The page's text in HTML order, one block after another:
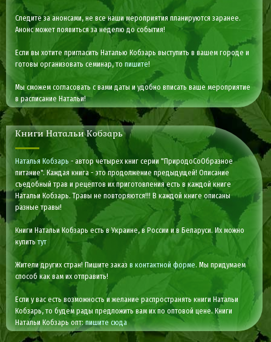
Следите за анонсами, не все наши мероприятия планируются заранее.
Анонс может появиться за неделю до события!
Если вы хотите пригласить Наталью Кобзарь выступить в вашем городе и
готовы организовать семинар, топишите!
Мы сможем согласовать с вами даты и удобно вписать ваше мероприятие
в расписание Натальи!
Книги Натальи Кобзарь
Наталья Кобзарь - автор четырех книг серии "ПриродоСоОбразное
питание". Каждая книга - это продолжение предыдущей! Описание
съедобный трав и рецептов их приготовления есть в каждой книге
Натальи Кобзарь. Травы не повторяются!!! В каждой книге описаны
разные травы!
Книги Натальи Кобзарь есть в Украине, в России и в Беларуси. Их можно
купитьтут
Жители других стран! Пишите заказв контактной форме. Мы придумаем
способ как вам их отправить!
Если у вас есть возможность и желание распространять книги Натальи
Кобзарь, то будем рады предложить вам их по оптовой цене. Книги
Натальи Кобзарь опт:пишите сюда